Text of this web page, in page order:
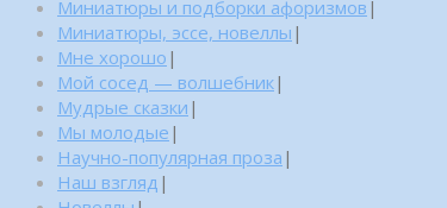
Миниатюры и подборки афоризмов |
Миниатюры, эссе, новеллы |
Мне хорошо |
Мой сосед — волшебник|
Мудрые сказки |
Мы молодые |
Научно-популярная проза |
Наш взгляд |